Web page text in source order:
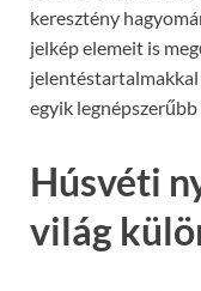
keresztény
jelkép elemeit is
egyik
Húsvéti
világ